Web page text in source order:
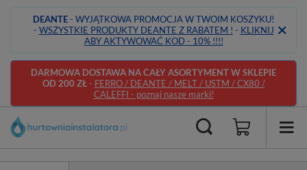
DEANTE- WYJĄTKOWA PROMOCJA W TWOIM KOSZYKU!
- WSZYSTKIE PRODUKTY DEANTE Z RABATEM ! - KLIKNIJ
ABY AKTYWOWAĆ KOD - 10% !!!!
DARMOWA DOSTAWA NA CAŁY ASORTYMENT W SKLEPIE
OD 200 ZŁ- FERRO / DEANTE / MELT / USTM / CX80 /
CALEFFI - poznaj nasze marki!